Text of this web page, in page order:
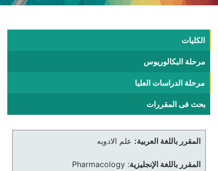
الكليات
مرحلة البكالوريوس
مرحلة الدراسات العليا
بحث فى المقررات
المقرر باللغة العربية: علم الادويه
المقرر باللغة الإنجليزية:
Pharmacology